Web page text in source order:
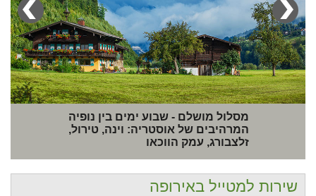
מסלול מושלם - שבוע ימים בין נופיה
המרהיבים של אוסטריה: וינה, טירול,
זלצבורג, עמק הווכאו
שירות למטייל באירופה